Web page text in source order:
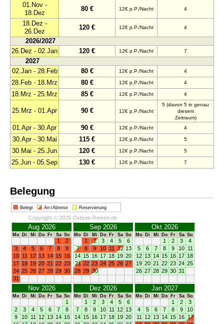
01.Nov -
18.Dez
80 € 12€ p.P./Nacht 4
18.Dez -
26.Dez
120 € 12€ p.P./Nacht 4
2026/2027
26.Dez - 02.Jan
120 € 12€ p.P./Nacht 7
2027
02.Jan - 28.Feb
80 € 12€ p.P./Nacht 4
28.Feb - 18.Mrz 80 € 12€ p.P./Nacht 4
18.Mrz - 25.Mrz 85 € 12€ p.P./Nacht 4
25.Mrz - 01.Apr 90 € 12€ p.P./Nacht
5 (davon 5 in genau
diesem
Zeitraum)
01.Apr - 30.Apr 90 € 12€ p.P./Nacht 4
30.Apr - 30.Mai 115 € 12€ p.P./Nacht 5
30.Mai - 25.Jun 120 € 12€ p.P./Nacht 5
25.Jun - 05.Sep 130 € 12€ p.P./Nacht 7
Belegung
Belegt An-/Abreise Reservierung
Copyright © 2026 Ostsee-Reisen.de
Aug 2026
Mo Di Mi Do Fr Sa So
1
2
3
4 5 6 7 8
9
10 11 12 13 14 15 16
17 18 19 20 21 22 23
24 25 26 27 28 29 30
31
Sep 2026
Mo Di Mi Do Fr Sa So
1 2 3 4 5
6
7
8 9 10 11 12 13
14 15 16 17 18 19 20
21 22 23 24 25 26 27
28 29 30
Okt 2026
Mo Di Mi Do Fr Sa So
1 2 3
4
5
6 7 8 9 10 11
12 13 14 15 16 17 18
19 20 21 22 23 24 25
26 27 28 29 30 31
Nov 2026
Mo Di Mi Do Fr Sa So
1
2
3 4 5 6 7
8
9
10 11 12 13 14 15
Dez 2026
Mo Di Mi Do Fr Sa So
1 2 3 4 5
6
7
8 9 10 11 12 13
14 15 16 17 18 19 20
Jan 2027
Mo Di Mi Do Fr Sa So
1 2
3
4
5 6 7 8 9
10
11
12 13 14 15 16 17